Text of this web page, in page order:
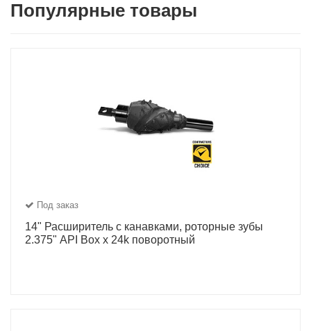
Популярные товары
Под заказ
14" Расширитель с канавками, роторные зубы
2.375" API Box x 24k поворотный